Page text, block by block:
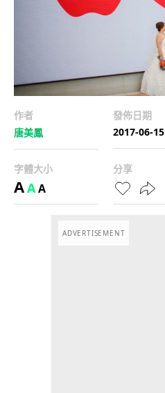
作者
唐美鳳
發佈日期
2017-06-15
字體大小
AAA
分享
ADVERTISEMENT